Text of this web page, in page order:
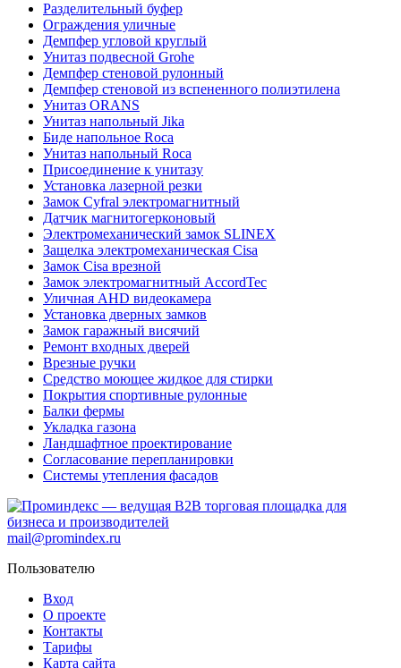
Разделительный буфер
Ограждения уличные
Демпфер угловой круглый
Унитаз подвесной Grohe
Демпфер стеновой рулонный
Демпфер стеновой из вспененного полиэтилена
Унитаз ORANS
Унитаз напольный Jika
Биде напольное Roca
Унитаз напольный Roca
Присоединение к унитазу
Установка лазерной резки
Замок Cyfral электромагнитный
Датчик магнитогерконовый
Электромеханический замок SLINEX
Защелка электромеханическая Cisa
Замок Cisa врезной
Замок электромагнитный AccordTec
Уличная AHD видеокамера
Установка дверных замков
Замок гаражный висячий
Ремонт входных дверей
Врезные ручки
Средство моющее жидкое для стирки
Покрытия спортивные рулонные
Балки фермы
Укладка газона
Ландшафтное проектирование
Согласование перепланировки
Системы утепления фасадов
mail@promindex.ru
Пользователю
Вход
О проекте
Контакты
Тарифы
Карта сайта